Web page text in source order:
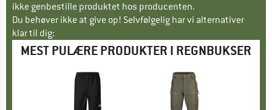
ikke genbestille produktet hos producenten.
Du behøver ikke at give op! Selvfølgelig har vi alternativer
klar til dig:
MEST PULÆRE PRODUKTER I REGNBUKSER